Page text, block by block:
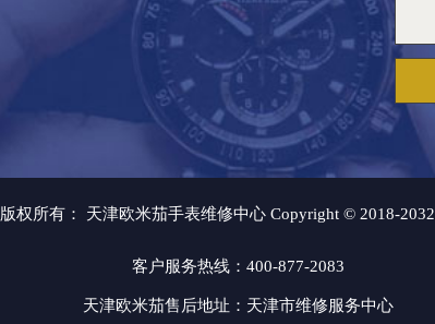
版权所有： 天津欧米茄手表维修中心 Copyright © 2018-2032
客户服务热线：400-877-2083
天津欧米茄售后地址：天津市维修服务中心